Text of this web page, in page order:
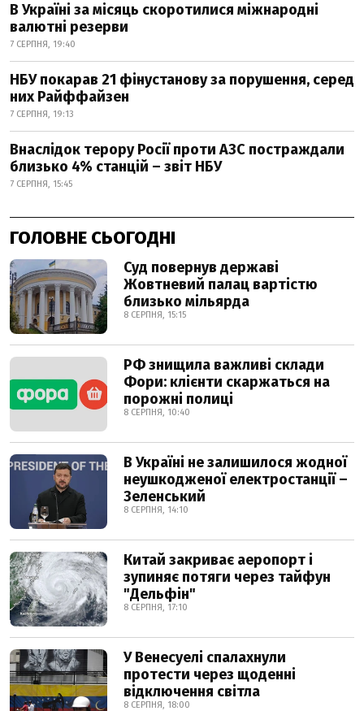
В Україні за місяць скоротилися міжнародні
валютні резерви
7 СЕРПНЯ, 19:40
НБУ покарав 21 фінустанову за порушення, серед
них Райффайзен
7 СЕРПНЯ, 19:13
Внаслідок терору Росії проти АЗС постраждали
близько 4% станцій – звіт НБУ
7 СЕРПНЯ, 15:45
ГОЛОВНЕ СЬОГОДНІ
Суд повернув державі
Жовтневий палац вартістю
близько мільярда
8 СЕРПНЯ, 15:15
РФ знищила важливі склади
Фори: клієнти скаржаться на
порожні полиці
8 СЕРПНЯ, 10:40
В Україні не залишилося жодної
неушкодженої електростанції –
Зеленський
8 СЕРПНЯ, 14:10
Китай закриває аеропорт і
зупиняє потяги через тайфун
"Дельфін"
8 СЕРПНЯ, 17:10
У Венесуелі спалахнули
протести через щоденні
відключення світла
8 СЕРПНЯ, 18:00